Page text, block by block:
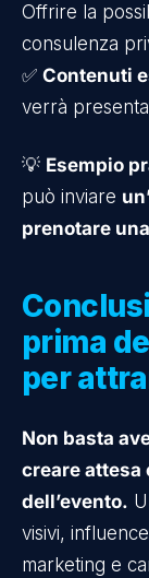
Offrire la
consulenza
✅ Contenuti
verrà
💡 Esempio
può inviare
prenotare
prima
per
Non basta
creare attesa
dell’evento.
visivi,
marketing e